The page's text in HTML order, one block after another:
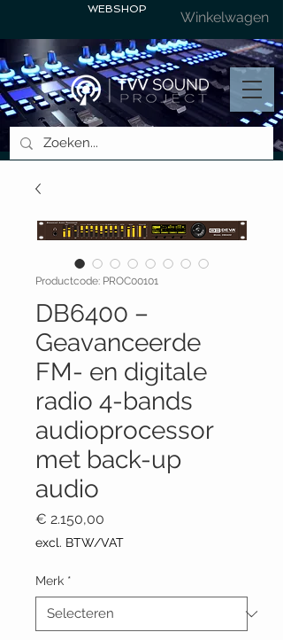
WEBSHOP Winkelwagen
Productcode: PROC00101
DB6400 –
Geavanceerde
FM- en digitale
radio 4-bands
audioprocessor
met back-up
audio
€ 2.150,00
excl. BTW/VAT
Merk *